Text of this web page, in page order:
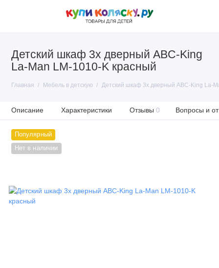
Детский шкаф 3х дверный ABC-King
La-Man LM-1010-K красный
Главная Мебель в детскую Детский шкаф 3х дверный ABC-King La-
Описание Характеристики Отзывы 0 Вопросы и
Популярный
Нет в наличии